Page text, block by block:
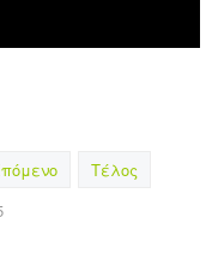
Τέλος